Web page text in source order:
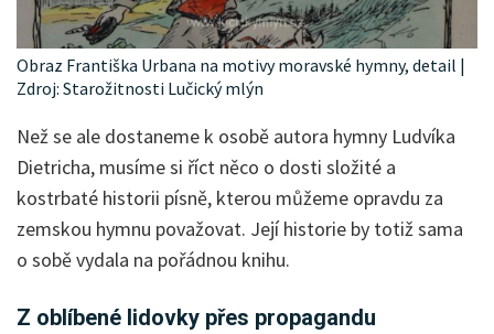
Obraz Františka Urbana na motivy moravské hymny, detail |
Zdroj: Starožitnosti Lučický mlýn
Než se ale dostaneme k osobě autora hymny Ludvíka
Dietricha, musíme si říct něco o dosti složité a
kostrbaté historii písně, kterou můžeme opravdu za
zemskou hymnu považovat. Její historie by totiž sama
o sobě vydala na pořádnou knihu.
Z oblíbené lidovky přes propagandu